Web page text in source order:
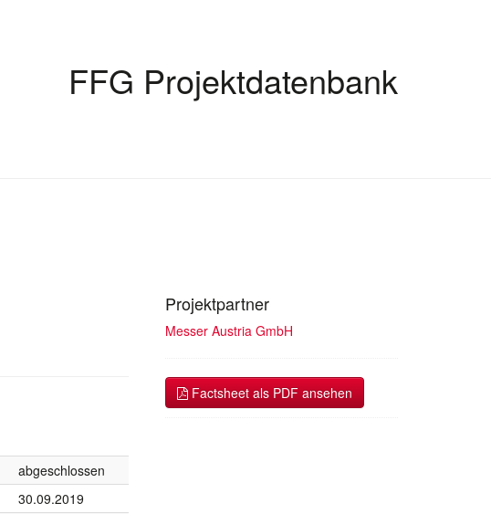
FFG Projektdatenbank
abgeschlossen
30.09.2019
Projektpartner
Messer Austria GmbH
Factsheet als PDF ansehen